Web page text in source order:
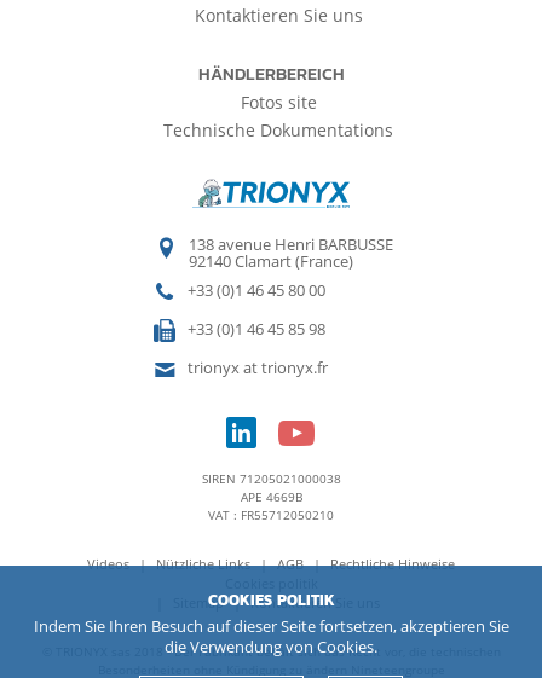
Kontaktieren Sie uns
HÄNDLERBEREICH
Fotos site
Technische Dokumentations
138 avenue Henri BARBUSSE
92140 Clamart (France)
+33 (0)1 46 45 80 00
+33 (0)1 46 45 85 98
trionyx at trionyx.fr
SIREN 71205021000038
APE 4669B
VAT : FR55712050210
Videos Nützliche Links AGB
Rechtliche Hinweise
Sitemap
Kontaktieren Sie uns
© TRIONYX sas 2018 - Der Fabrikant behält sich das Recht vor, die technischen
COOKIES POLITIK
Indem Sie Ihren Besuch auf dieser Seite fortsetzen, akzeptieren Sie
die Verwendung von Cookies.